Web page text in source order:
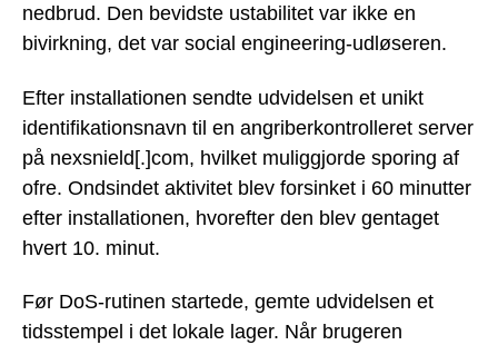
nedbrud. Den bevidste ustabilitet var ikke en
bivirkning, det var social engineering-udløseren.
Efter installationen sendte udvidelsen et unikt
identifikationsnavn til en angriberkontrolleret server
på nexsnield[.]com, hvilket muliggjorde sporing af
ofre. Ondsindet aktivitet blev forsinket i 60 minutter
efter installationen, hvorefter den blev gentaget
hvert 10. minut.
Før DoS-rutinen startede, gemte udvidelsen et
tidsstempel i det lokale lager. Når brugeren